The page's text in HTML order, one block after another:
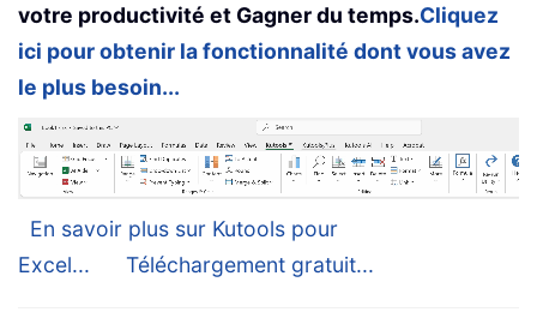
votre productivité et Gagner du temps.Cliquez
ici pour obtenir la fonctionnalité dont vous avez
le plus besoin...
En savoir plus sur Kutools pour
Excel...
Téléchargement gratuit...